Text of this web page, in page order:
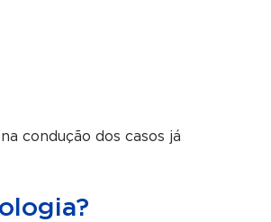
condução dos casos já